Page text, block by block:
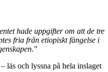
hade uppgifter om att de tre
fria från etiopiskt fängelse i
läs och lyssna på hela inslaget